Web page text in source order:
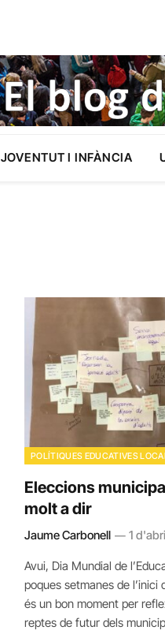
JOVENTUT I INFÀNCIA
POLÍTIQUES EDUCATIVES
Eleccions
molt a dir
Jaume Carbonell 1
Avui, Dia Mundial de
poques setmanes de l’inici
és un bon moment per
reptes de futur dels